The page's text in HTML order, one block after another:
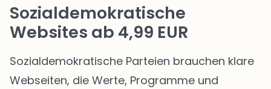
Sozialdemokratische
Websites ab 4,99 EUR
Sozialdemokratische Parteien brauchen klare
Webseiten, die Werte, Programme und